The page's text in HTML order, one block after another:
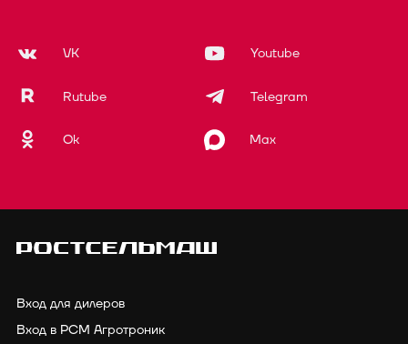
VK Youtube
Rutube Telegram
Ok Max
Вход для дилеров
Вход в РСМ Агротроник